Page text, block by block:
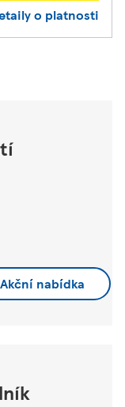
o platnosti
Akční nabídka